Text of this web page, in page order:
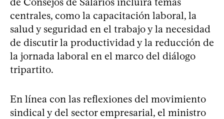
centrales, como la capacitación laboral, la
salud y seguridad en el trabajo y la necesidad
de discutir la productividad y la reducción de
la jornada laboral en el marco del diálogo
tripartito.
En línea con las reflexiones del movimiento
sindical y del sector empresarial, el ministro